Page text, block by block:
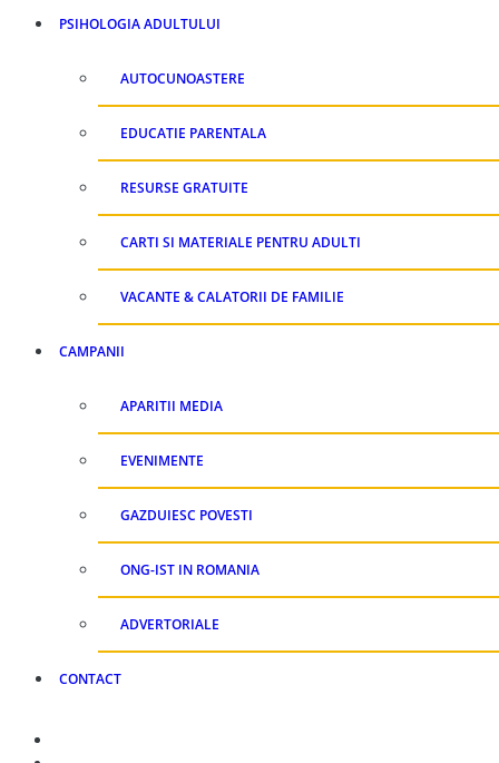
PSIHOLOGIA ADULTULUI
AUTOCUNOASTERE
EDUCATIE PARENTALA
RESURSE GRATUITE
CARTI SI MATERIALE PENTRU ADULTI
VACANTE & CALATORII DE FAMILIE
CAMPANII
APARITII MEDIA
EVENIMENTE
GAZDUIESC POVESTI
ONG-IST IN ROMANIA
ADVERTORIALE
CONTACT